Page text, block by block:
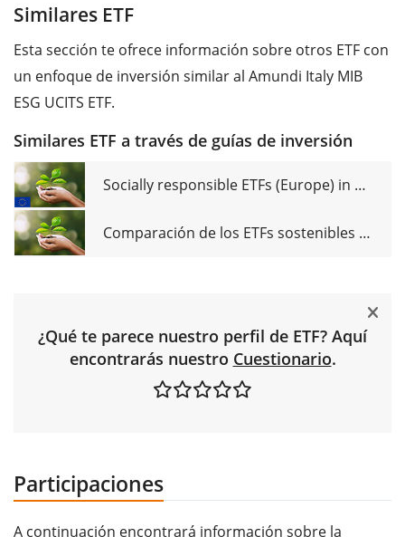
Similares ETF
Esta sección te ofrece información sobre otros ETF con
un enfoque de inversión similar al Amundi Italy MIB
ESG UCITS ETF.
Similares ETF a través de guías de inversión
Socially responsible ETFs (Europe) in comparison
Comparación de los ETFs sostenibles (Mundo)
¿Qué te parece nuestro perfil de ETF? Aquí
encontrarás nuestro Cuestionario.
Participaciones
A continuación encontrará información sobre la